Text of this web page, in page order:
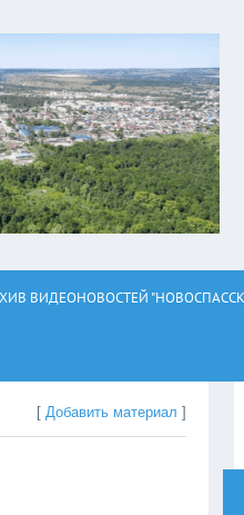
ВИДЕОНОВОСТЕЙ
[Добавить материал ]